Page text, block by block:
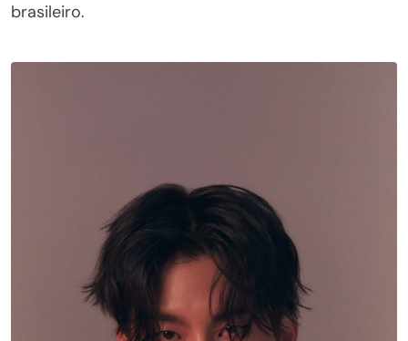
brasileiro.